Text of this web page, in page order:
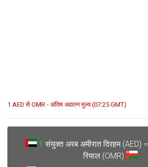
1 AED से OMR - अंतिम अद्यतन मूल्य (07:25 GMT)
1 संयुक्त अरब अमीरात दिरहम (AED) =
रियाल (OMR)